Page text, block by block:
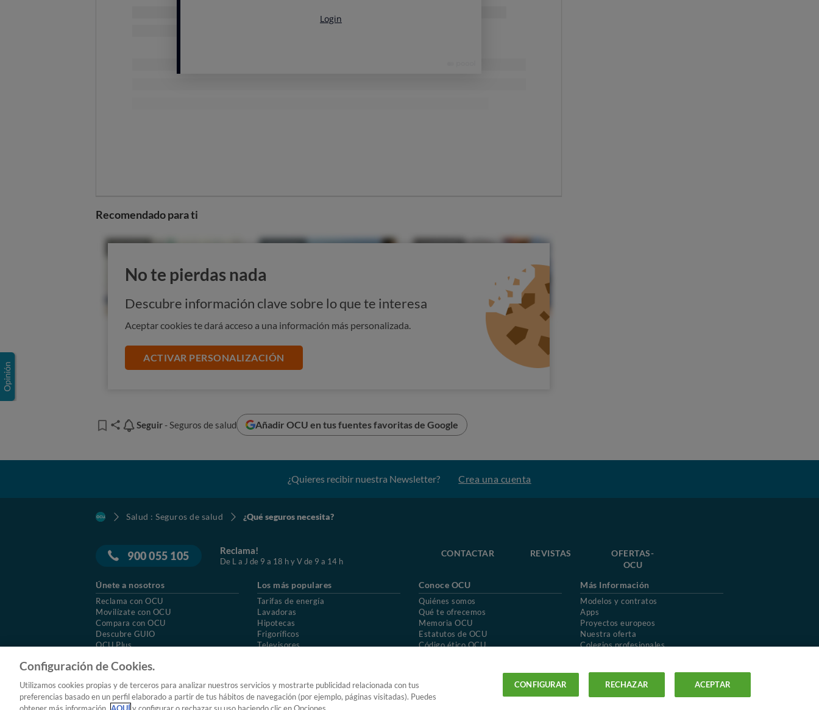
le merece la pena contratar. Además, puede ver cuáles son los productos más
Recomendado para ti
No te pierdas nada
Descubre información clave sobre lo que te interesa
Aceptar cookies te dará acceso a una información más personalizada.
ACTIVAR PERSONALIZACIÓN
Seguir
Seguir - Seguros de salud Añadir OCU en tus fuentes favoritas de Google
¿Quieres recibir nuestra Newsletter? Crea una cuenta
Salud : Seguros de salud ¿Qué seguros necesita?
900 055 105 Reclama!
De L a J de 9 a 18 h y V de 9 a 14 h
CONTACTAR REVISTAS
OFERTAS-
OCU
Únete a nosotros
Reclama con OCU
Movilízate con OCU
Compara con OCU
Descubre GUIO
OCU Plus
Los más populares
Tarifas de energía
Lavadoras
Hipotecas
Frigoríficos
Televisores
Conoce OCU
Quiénes somos
Qué te ofrecemos
Memoria OCU
Estatutos de OCU
Código ético OCU
Más Información
Modelos y contratos
Apps
Proyectos europeos
Nuestra oferta
Colegios profesionales
Uso del nombre y de los signos de OCU
Aviso Legal
Política de cookies
Configuración de Cookies.
Utilizamos cookies propias y de terceros para analizar nuestros servicios y mostrarte publicidad relacionada con tus
preferencias basado en un perfil elaborado a partir de tus hábitos de navegación (por ejemplo, páginas visitadas). Puedes
CONFIGURAR RECHAZAR ACEPTAR